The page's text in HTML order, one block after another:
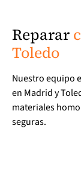
Reparar
Toledo
Nuestro equipo
en Madrid y
materiales
seguras.